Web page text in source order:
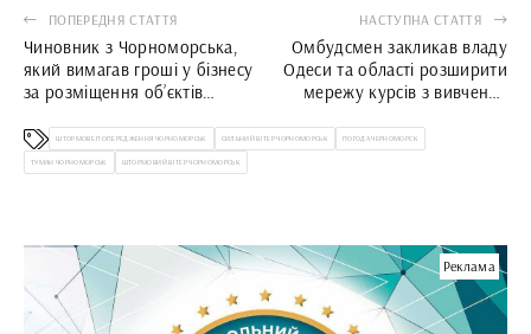
ПОПЕРЕДНЯ СТАТТЯ
Чиновник з Чорноморська,
який вимагав гроші у бізнесу
за розміщення об’єктів
судом
НАСТУПНА СТАТТЯ
Омбудсмен закликав владу
Одеси та області розширити
мережу курсів з вивчення
ШТОРМОВЕ ПОПЕРЕДЖЕННЯ ЧОРНОМОРСЬК СИЛЬНИЙ ВІТЕР ЧОРНОМОРСЬК ПОГОДА ЧЕРНОМОРСК
ТУМАН ЧОРНОМОРСЬК ШТОРМОВИЙ ВІТЕР ЧОРНОМОРСЬК
Реклама